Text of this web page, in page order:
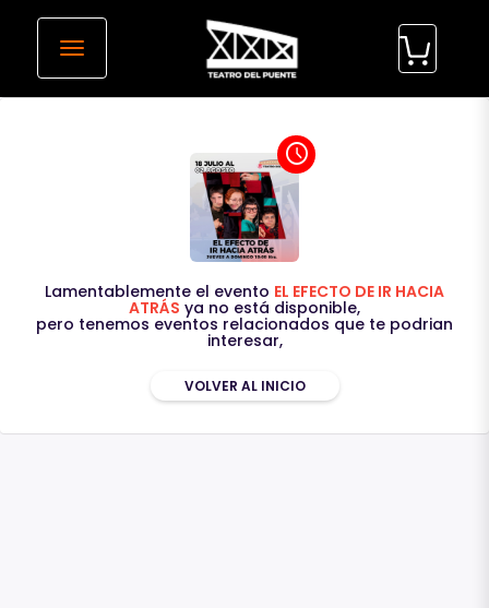
desplegar navegación
access_time
Lamentablemente el evento EL EFECTO DE IR HACIA
ATRÁS ya no está disponible,
pero tenemos eventos relacionados que te podrian
interesar,
VOLVER AL INICIO